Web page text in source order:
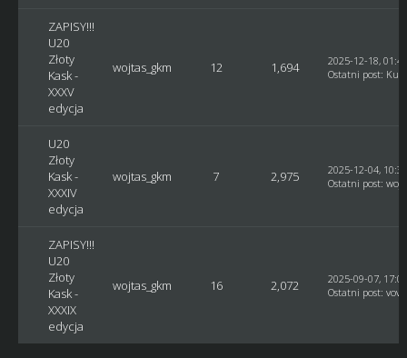
ZAPISY!!!
U20
Złoty
Kask -
XXXV
edycja
wojtas_gkm 12 1,694
2025-12-18,
Ostatni post: Kusy
U20
Złoty
Kask -
XXXIV
edycja
wojtas_gkm 7 2,975
2025-12-04,
Ostatni post:
ZAPISY!!!
U20
Złoty
Kask -
XXXIX
edycja
wojtas_gkm 16 2,072
2025-09-07,
Ostatni post: